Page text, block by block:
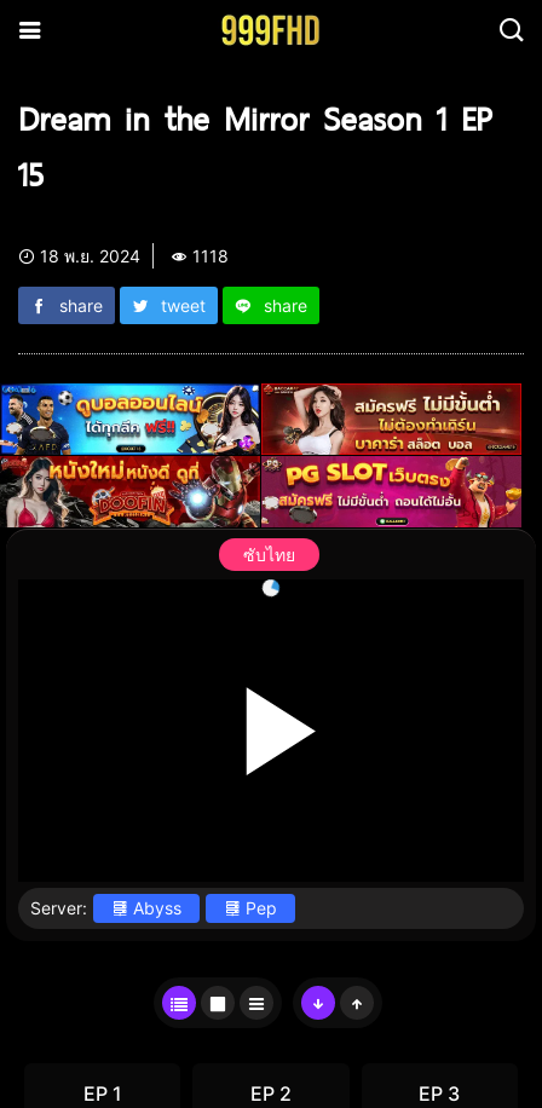
Dream in the Mirror Season 1 EP
15
18 พ.ย. 2024 1118
share tweet share
ซับไทย
Server: Abyss Pep
EP 1 EP 2 EP 3